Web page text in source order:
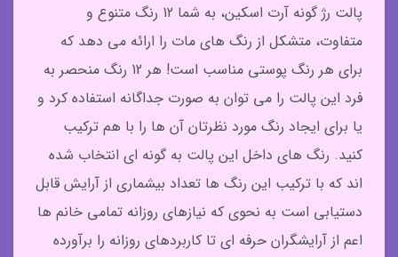
پالت رژ گونه آرت اسکین، به شما 12 رنگ متنوع و
متفاوت، متشکل از رنگ های مات را ارائه می دهد که
برای هر رنگ پوستی مناسب است! هر 12 رنگ منحصر به
فرد این پالت را می توان به صورت جداگانه استفاده کرد و
یا برای ایجاد رنگ مورد نظرتان آن ها را با هم ترکیب
کنید. رنگ های داخل این پالت به گونه ای انتخاب شده
اند که با ترکیب این رنگ ها تعداد بیشماری از آرایش قابل
دستیابی است به نحوی که نیازهای روزانه تمامی خانم ها
اعم از آرایشگران حرفه ای تا کاربردهای روزانه را برآورده